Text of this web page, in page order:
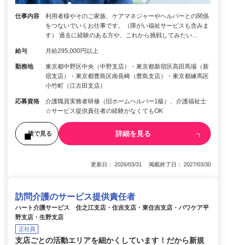
仕事内容
利用者様やそのご家族、ケアマネジャーやヘルパーとの関係
をつないでいくお仕事です。（障がい福祉サービスも含みま
す） 過去に経験のある方や、これから挑戦してみたい…
給与 月給295,000円以上
勤務地
東京都中野区中央（中野支店）・東京都新宿区高田馬場（新
宿支店）・東京都豊島区南長崎（豊島支店）・東京都練馬区
小竹町（江古田支店）
応募資格
介護職員実務者研修（旧ホームヘルパー1級）、介護福祉士
☆サービス提供責任者の経験がなくてもOK
後で見る 詳細を見る
更新日： 2026/03/31 掲載終了日： 2027/03/30
訪問介護のサービス提供責任者
ハート介護サービス 住之江支店・住吉支店・東住吉支店・パワケア平
野支店・生野支店
正社員
支店ごとの活動エリアを細かくしています！だから新規